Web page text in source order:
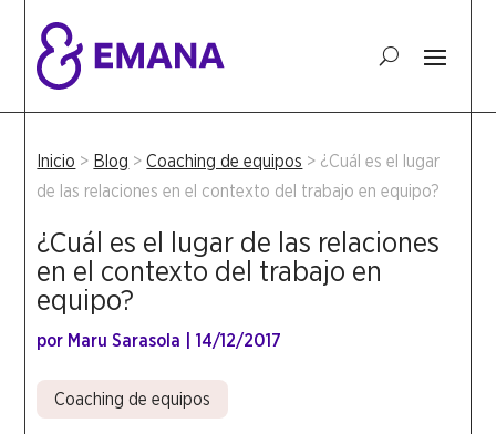
Inicio > Blog >Coaching de equipos > ¿Cuál es el lugar
de las relaciones en el contexto del trabajo en equipo?
¿Cuál es el lugar de las relaciones
en el contexto del trabajo en
equipo?
por Maru Sarasola |14/12/2017
Coaching de equipos